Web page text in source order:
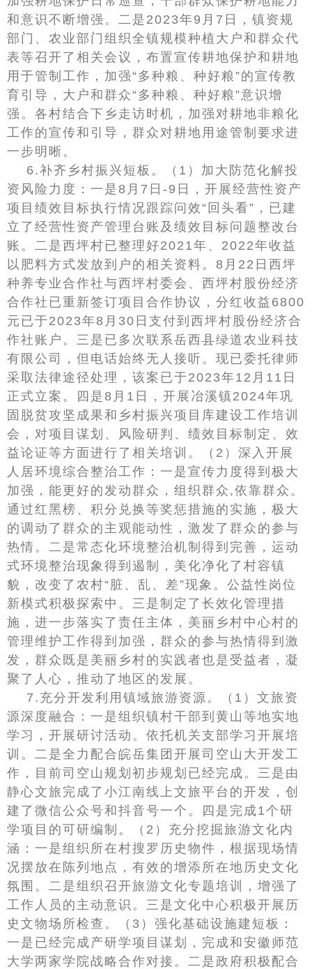
和意识不断增强。二是2023年9月7日，镇资规
部门、农业部门组织全镇规模种植大户和群众代
表等召开了相关会议，布置宣传耕地保护和耕地
用于管制工作，加强“多种粮、种好粮”的宣传教
育引导，大户和群众“多种粮、种好粮”意识增
强。各村结合下乡走访时机，加强对耕地非粮化
工作的宣传和引导，群众对耕地用途管制要求进
一步明晰。
6.补齐乡村振兴短板。（1）加大防范化解投
资风险力度：一是8月7日-9日，开展经营性资产
项目绩效目标执行情况跟踪问效“回头看”，已建
立了经营性资产管理台账及绩效目标问题整改台
账。二是西坪村已整理好2021年、2022年收益
以肥料方式发放到户的相关资料。8月22日西坪
种养专业合作社与西坪村委会、西坪村股份经济
合作社已重新签订项目合作协议，分红收益6800
元已于2023年8月30日支付到西坪村股份经济合
作社账户。三是已多次联系岳西县绿道农业科技
有限公司，但电话始终无人接听。现已委托律师
采取法律途径处理，该案已于2023年12月11日
正式立案。四是8月1日，开展冶溪镇2024年巩
固脱贫攻坚成果和乡村振兴项目库建设工作培训
会，对项目谋划、风险研判、绩效目标制定、效
益论证等方面进行了相关培训。（2）深入开展
人居环境综合整治工作：一是宣传力度得到极大
加强，能更好的发动群众，组织群众,依靠群众。
通过红黑榜、积分兑换等奖惩措施的实施，极大
的调动了群众的主观能动性，激发了群众的参与
热情。二是常态化环境整治机制得到完善，运动
式环境整治现象得到遏制，美化净化了村容镇
貌，改变了农村“脏、乱、差”现象。公益性岗位
新模式积极探索中。三是制定了长效化管理措
施，进一步落实了责任主体，美丽乡村中心村的
管理维护工作得到加强，群众的参与热情得到激
发，群众既是美丽乡村的实践者也是受益者，凝
聚了人心，推动了地区的发展。
7.充分开发利用镇域旅游资源。（1）文旅资
源深度融合：一是组织镇村干部到黄山等地实地
学习，开展研讨活动。依托机关支部学习开展培
训。二是全力配合皖岳集团开展司空山大开发工
作，目前司空山规划初步规划已经完成。三是由
静心文旅完成了小江南线上文旅平台的开发，创
建了微信公众号和抖音号一个。四是完成1个研
学项目的可研编制。（2）充分挖掘旅游文化内
涵：一是组织所在村搜罗历史物件，根据现场情
况摆放在陈列地点，有效的增添所在地历史文化
氛围。二是组织召开旅游文化专题培训，增强了
工作人员的主动意识。三是文化中心积极开展历
史文物场所检查。（3）强化基础设施建短板：
一是已经完成产研学项目谋划，完成和安徽师范
大学两家学院战略合作对接。二是政府积极配合